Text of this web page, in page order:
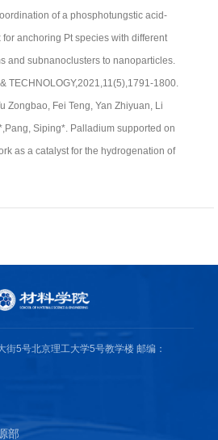
of a phosphotungstic acid-
anchoring Pt species with different
and subnanoclusters to nanoparticles.
TECHNOLOGY,2021,11(5),1791-1800.
Zongbao, Fei Teng, Yan Zhiyuan, Li
Siping*. Palladium supported on
as a catalyst for the hydrogenation of
Appl Organometal Chem.
performance of a new CL-
OF MOLECULAR
Yujia Liu, Chunlin He, Chenghui Sun*,
and Synthesis of a Series of CL-20
Coformers [J]. Crystal Growth & Design ,
街5号北京理工大学5号教学楼 邮编：
部